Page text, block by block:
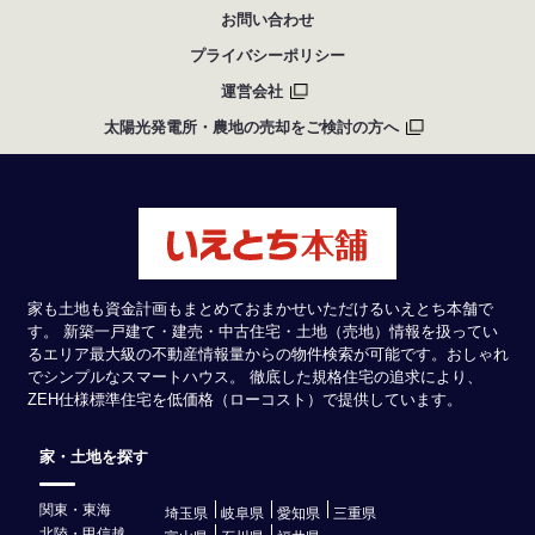
お問い合わせ
プライバシーポリシー
運営会社
太陽光発電所・農地の売却をご検討の方へ
家も土地も資金計画もまとめておまかせいただけるいえとち本舗で
す。 新築一戸建て・建売・中古住宅・土地（売地）情報を扱ってい
るエリア最大級の不動産情報量からの物件検索が可能です。おしゃれ
でシンプルなスマートハウス。 徹底した規格住宅の追求により、
ZEH仕様標準住宅を低価格（ローコスト）で提供しています。
家・土地を探す
関東・東海 埼玉県 岐阜県 愛知県
三重県